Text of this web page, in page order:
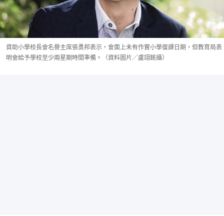
資助小學校長會名譽主席張勇邦表示，會面上未有作實小學復課日期，但教育局表
明會給予學校至少兩星期時間準備。（資料圖片／盧翊銘攝）